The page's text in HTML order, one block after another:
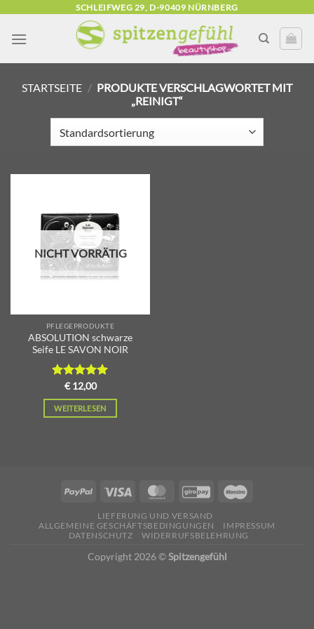
springen
SCHLEIFWEG 29, D-90409 NÜRNBERG
STARTSEITE / PRODUKTE VERSCHLAGWORTET MIT
„REINIGT“
Wunschliste
hinzufügen
NICHT VORRÄTIG
PFLEGEPRODUKTE
ABSOLUTION schwarze
Seife LE SAVON NOIR
Bewertet
mit5.00
von 5
€ 12,00
WEITERLESEN
LIEFERUNG UND VERSAND
ALLGEMEINE GESCHÄFTSBEDINGUNGEN
IMPRESSUM
DATENSCHUTZ
WIDERRUFSBELEHRUNG
Copyright 2026 ©Spitzengefühl